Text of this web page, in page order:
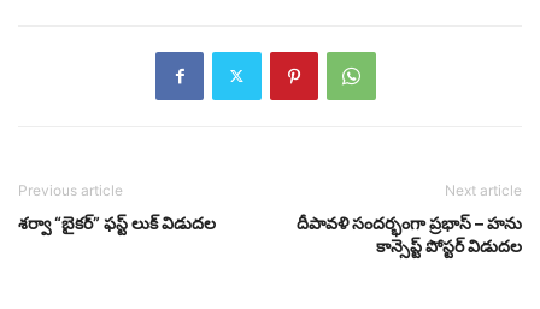
Previous article
శర్వా “బైకర్” ఫస్ట్ లుక్ విడుదల
Next article
దీపావళి సందర్భంగా ప్రభాస్ – హను
కాన్సెప్ట్ పోస్టర్ విడుదల